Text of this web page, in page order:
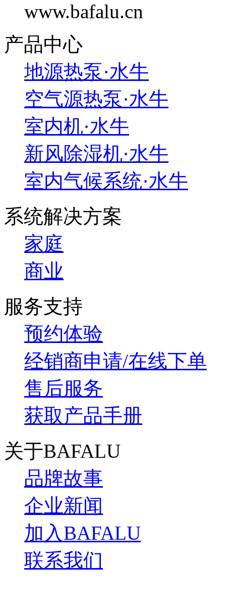
www.bafalu.cn
产品中心
地源热泵·水牛
空气源热泵·水牛
室内机·水牛
新风除湿机·水牛
室内气候系统·水牛
系统解决方案
家庭
商业
服务支持
预约体验
经销商申请/在线下单
售后服务
获取产品手册
关于BAFALU
品牌故事
企业新闻
加入BAFALU
联系我们